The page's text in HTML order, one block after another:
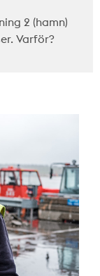
2 (hamn)
Varför?